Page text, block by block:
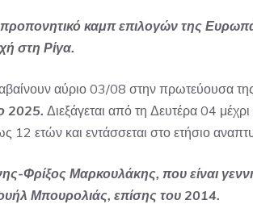
καμπ επιλογών της
στη Ρίγα.
αύριο 03/08 στην πρωτεύουσα
2025. Διεξάγεται από τη Δευτέρα 04
12 ετών και εντάσσεται στο ετήσιο
Φρίξος Μαρκουλάκης, που είναι
Μπουρολιάς, επίσης του 2014.